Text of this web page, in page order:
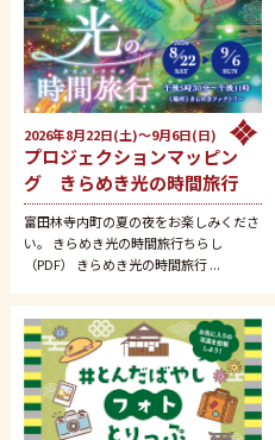
2026年8月22日(土)～9月6日(日)
プロジェクションマッピン
グ きらめき光の時間旅行
富田林寺内町の夏の夜をお楽しみくださ
い。 きらめき光の時間旅行ちらし
（PDF） きらめき光の時間旅行 ...